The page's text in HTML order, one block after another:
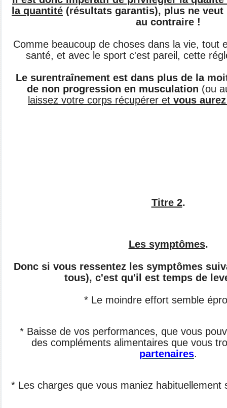
la quantité (résultats garantis), plus ne
au contraire !
Comme beaucoup de choses dans la vie, tout
santé, et avec le sport c'est pareil, cette
Le surentraînement est dans plus de la
de non progression en musculation (ou
laissez votre corps récupérer et vous
Titre 2.
Les symptômes.
Donc si vous ressentez les symptômes
tous), c'est qu'il est temps de
* Le moindre effort semble
* Baisse de vos performances, que vous
des compléments alimentaires que vous
partenaires.
* Les charges que vous maniez habituellement